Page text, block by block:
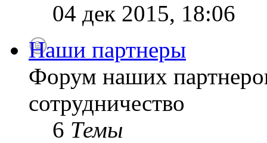
04 дек 2015, 18:06
Наши партнеры
Форум наших
сотрудничество
6 Темы